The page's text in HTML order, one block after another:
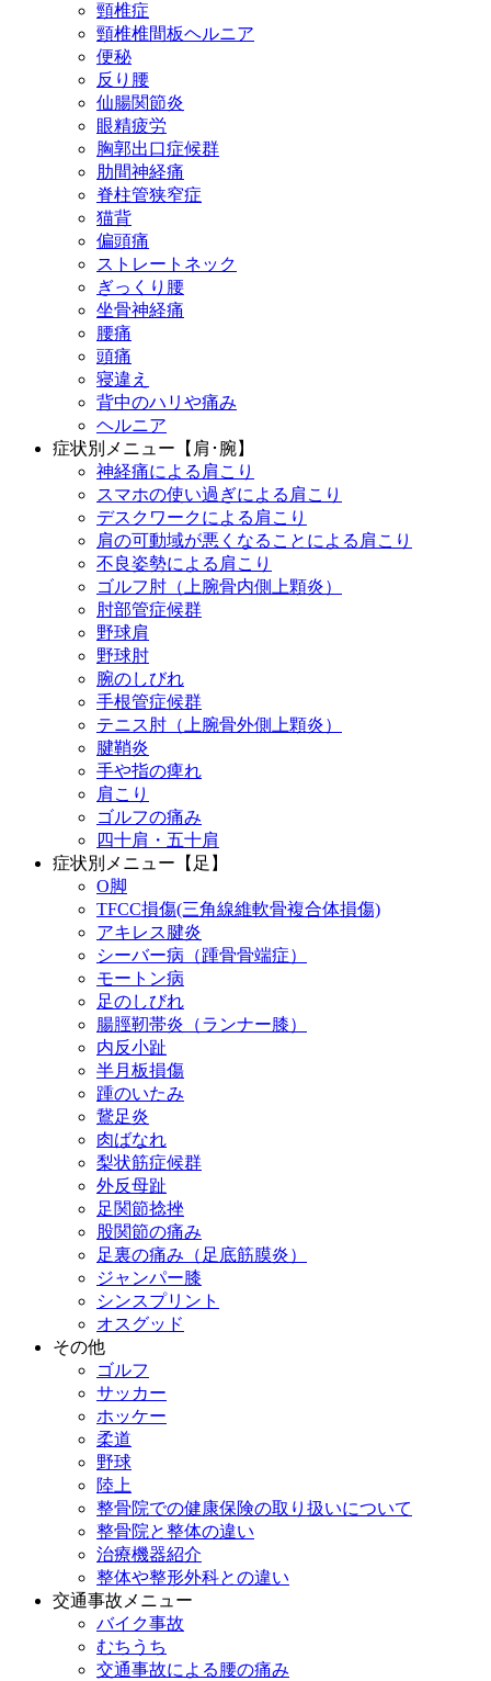
頸椎症
頸椎椎間板ヘルニア
便秘
反り腰
仙腸関節炎
眼精疲労
胸郭出口症候群
肋間神経痛
脊柱管狭窄症
猫背
偏頭痛
ストレートネック
ぎっくり腰
坐骨神経痛
腰痛
頭痛
寝違え
背中のハリや痛み
ヘルニア
症状別メニュー【肩･腕】
神経痛による肩こり
スマホの使い過ぎによる肩こり
デスクワークによる肩こり
肩の可動域が悪くなることによる肩こり
不良姿勢による肩こり
ゴルフ肘（上腕骨内側上顆炎）
肘部管症候群
野球肩
野球肘
腕のしびれ
手根管症候群
テニス肘（上腕骨外側上顆炎）
腱鞘炎
手や指の痺れ
肩こり
ゴルフの痛み
四十肩・五十肩
症状別メニュー【足】
O脚
TFCC損傷(三角線維軟骨複合体損傷)
アキレス腱炎
シーバー病（踵骨骨端症）
モートン病
足のしびれ
腸脛靭帯炎（ランナー膝）
内反小趾
半月板損傷
踵のいたみ
鵞足炎
肉ばなれ
梨状筋症候群
外反母趾
足関節捻挫
股関節の痛み
足裏の痛み（足底筋膜炎）
ジャンパー膝
シンスプリント
オスグッド
その他
ゴルフ
サッカー
ホッケー
柔道
野球
陸上
整骨院での健康保険の取り扱いについて
整骨院と整体の違い
治療機器紹介
整体や整形外科との違い
交通事故メニュー
バイク事故
むちうち
交通事故による腰の痛み